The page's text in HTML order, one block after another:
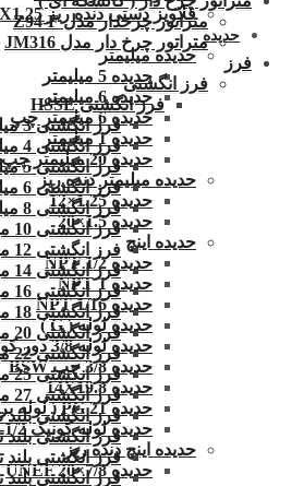
قلاویز دستی دنده ریز 10X1.25
حدیده
حدیده میلیمتر
حدیده 5 میلیمتر
حدیده 6 میلیمتر
حدیده 6 میلیمتر چپ
حدیده 1 میلیمتر
حدیده 20 میلیمتر چپ
حدیده میلیمتر دنده ریز
حدیده 1.25×12
حدیده 1.5×20
حدیده اینچ
حدیده 1/2 NPT
حدیده NPT 1
حدیده 1/16 NPT
حدیده لوله ( G )
حدیده لوله 3/8 دور کوچک
حدیده 3/8 چپ BSW
حدیده 14X19.8
حدیده 21 PG ( لوله برق )
حدیده لوله کونیک 1/2-1 BSPT
حدیده اینچ دنده ریز
حدیده UNEF 20×7/8
متراتور چرخدار مدل Z94-F
متراتور چرخ دار مدل JM316
فرز
فرز انگشتی
فرز انگشتی HSSE
فرز انگشتی 3 میلیمتر HSSE
فرز انگشتی 4 میلیمتر HSSE
فرز انگشتی 5 میلیمتر HSSE
فرز انگشتی 6 میلیمتر HSSE
فرز انگشتی 8 میلیمتر HSSE
فرز انگشتی 10 میلیمتر HSSE
فرز انگشتی 12 میلیمتر HSSE
فرز انگشتی 14 میلیمتر HSSE
فرز انگشتی 16 میلیمتر HSSE
فرز انگشتی 18 میلیمتر HSSE
فرز انگشتی 20 میلیمتر HSSE
فرز انگشتی 22 میلیمتر HSSE
فرز انگشتی 25 میلیمتر LUKAS.HSSE
فرز انگشتی 27 میلیمتر ته کونیک
فرز انگشتی بلند ته
فرز انگشتی بلند ته
فرز انگشتی بلند ته
فرز انگشتی بلند ته